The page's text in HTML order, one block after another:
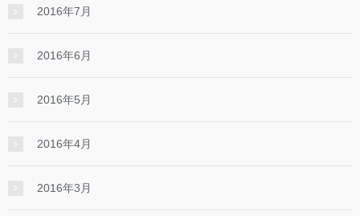
2016年7月
2016年6月
2016年5月
2016年4月
2016年3月